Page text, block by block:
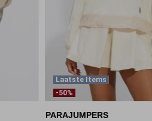
Laatste Items
-50%
PARAJUMPERS